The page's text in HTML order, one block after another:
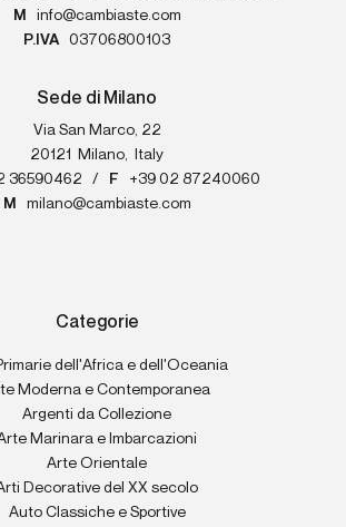
M
info@cambiaste.com
P.IVA
03706800103
Sede di Milano
Via San Marco, 22
20121
Milano
Italy
36590462 / F
+39 02 87240060
M
milano@cambiaste.com
Categorie
dell'Africa e dell'Oceania
Moderna e Contemporanea
Argenti da Collezione
Marinara e Imbarcazioni
Arte Orientale
Decorative del XX secolo
Auto Classiche e Sportive